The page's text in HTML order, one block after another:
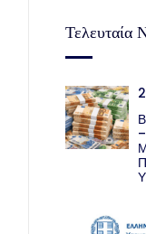
Τελευταία